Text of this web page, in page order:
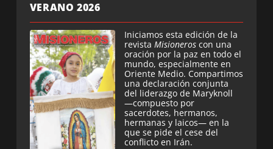
VERANO 2026
Iniciamos esta edición de la
revista Misioneros con una
oración por la paz en todo el
mundo, especialmente en
Oriente Medio. Compartimos
una declaración conjunta
del liderazgo de Maryknoll
—compuesto por
sacerdotes, hermanos,
hermanas y laicos— en la
que se pide el cese del
conflicto en Irán.